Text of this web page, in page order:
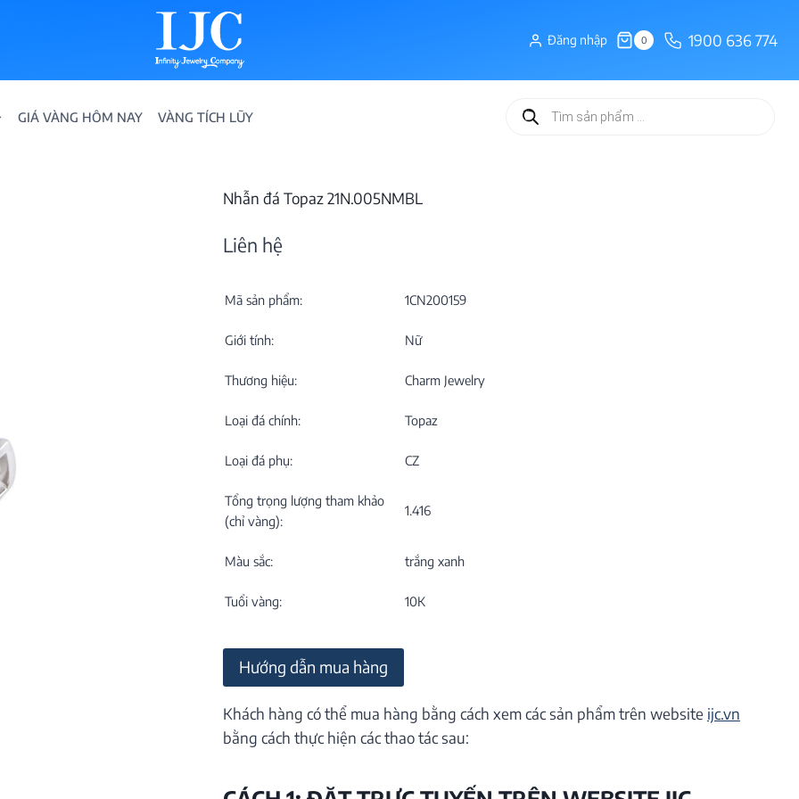
Đăng nhập 0 1900 636 774
GIÁ VÀNG HÔM NAY VÀNG TÍCH LŨY
Tìm
kiếm
Nhẫn đá Topaz 21N.005NMBL
Liên hệ
Mã sản phẩm: 1CN200159
Giới tính: Nữ
Thương hiệu: Charm Jewelry
Loại đá chính: Topaz
Loại đá phụ: CZ
Tổng trọng lượng tham khảo
(chỉ vàng):
1.416
Màu sắc: trắng xanh
Tuổi vàng: 10K
Hướng dẫn mua hàng
Khách hàng có thể mua hàng bằng cách xem các sản phẩm trên website ijc.vn
bằng cách thực hiện các thao tác sau: